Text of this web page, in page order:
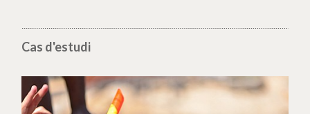
Cas d'estudi